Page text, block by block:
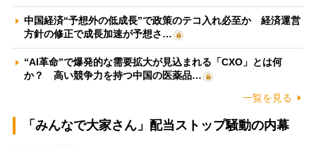
中国経済“予想外の低成長”で政策のテコ入れ必至か 経済運営
方針の修正で成長加速が予想さ…
“AI革命”で爆発的な需要拡大が見込まれる「CXO」とは何
か？ 高い競争力を持つ中国の医薬品…
一覧を見る
「みんなで大家さん」配当ストップ騒動の内幕